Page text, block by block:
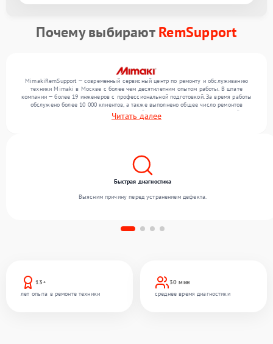
Почему выбираютRemSupport
MimakiRemSupport — современный сервисный центр по ремонту и обслуживанию
техники Mimaki в Москве с более чем десятилетним опытом работы. В штате
компании — более 19 инженеров с профессиональной подготовкой. За время работы
обслужено более 10 000 клиентов, а также выполнено общее число ремонтов
превысило 12 000. Ежемесячно в сервисный центр поступает более 300 устройств,
включая , , . Мы работаем с широким спектром неисправностей и обеспечиваем
Читать далее
13+
лет опыта в ремонте техники
30 мин
среднее время диагностики
Быстрая диагностика
Выясним причину перед устранением дефекта.